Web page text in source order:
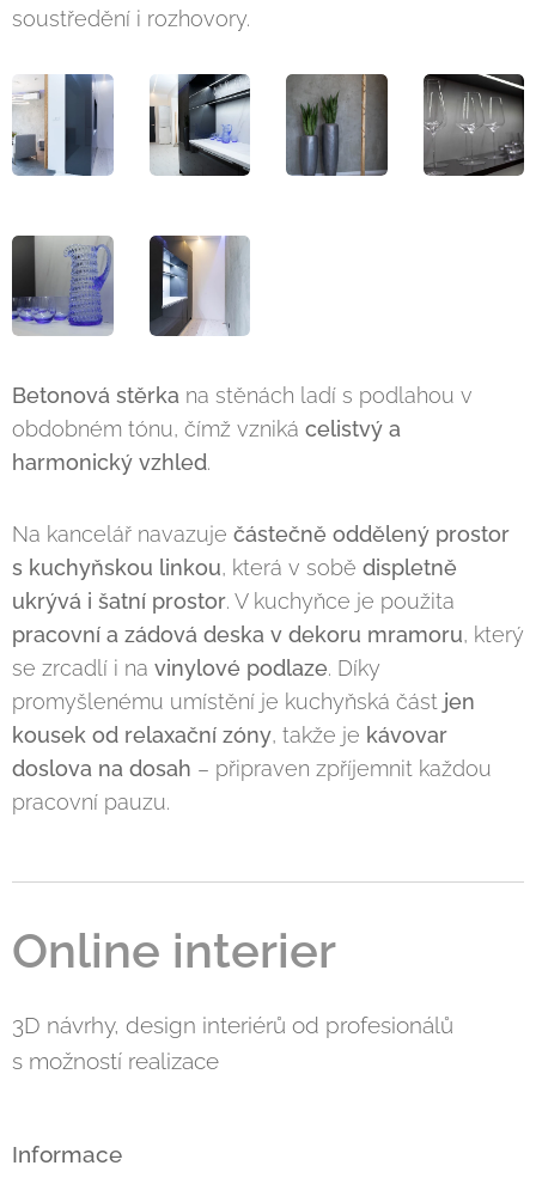
soustředění i rozhovory.
Betonová stěrka na stěnách ladí s podlahou v
obdobném tónu, čímž vzniká celistvý a
harmonický vzhled.
Na kancelář navazuje částečně oddělený prostor
s kuchyňskou linkou, která v sobě displetně
ukrývá i šatní prostor. V kuchyňce je použita
pracovní a zádová deska v dekoru mramoru, který
se zrcadlí i na vinylové podlaze. Díky
promyšlenému umístění je kuchyňská část jen
kousek od relaxační zóny, takže je kávovar
doslova na dosah – připraven zpříjemnit každou
pracovní pauzu.
Online interier
3D návrhy, design interiérů od profesionálů
s možností realizace
Informace